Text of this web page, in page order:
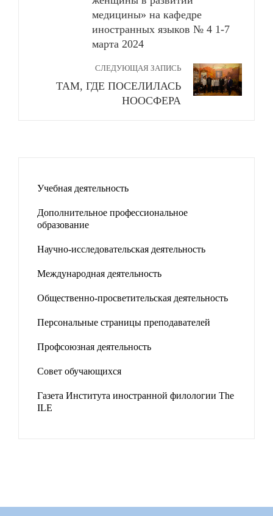
медицины» на кафедре
иностранных языков № 4 1-7
марта 2024
СЛЕДУЮЩАЯ ЗАПИСЬ
ТАМ, ГДЕ ПОСЕЛИЛАСЬ
НООСФЕРА
Учебная деятельность
Дополнительное профессиональное
образование
Научно-исследовательская деятельность
Международная деятельность
Общественно-просветительская деятельность
Персональные страницы преподавателей
Профсоюзная деятельность
Совет обучающихся
Газета Института иностранной филологии The
ILE